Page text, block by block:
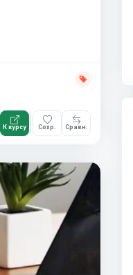
К курсу Сохр. Сравн.